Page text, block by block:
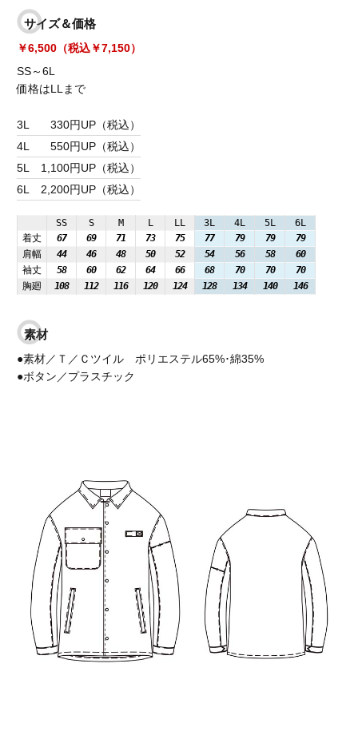
サイズ＆価格
￥6,500（税込￥7,150）
SS～6L
価格はLLまで
3L
330円UP（税込）
4L
550円UP（税込）
5L
1,100円UP（税込）
6L
2,200円UP（税込）
SS S M L LL 3L 4L 5L
6L
着丈
67 69 71 73 75 77 79 79
79
肩幅
44 46 48 50 52 54 56 58
60
袖丈
58 60 62 64 66 68 70 70
70
胸廻
108 112 116 120 124 128 134 140 146
素材
●素材／Ｔ／Ｃツイル ポリエステル65%･綿35%
●ボタン／プラスチック